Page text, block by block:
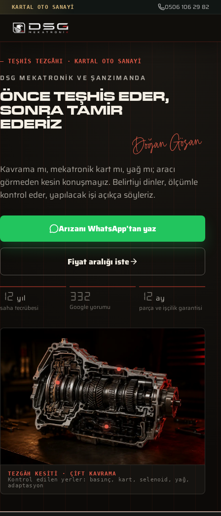
KARTAL OTO SANAYI 0506 106 29 82
— TEŞHIS TEZGÂHI · KARTAL OTO SANAYI
DSG MEKATRONIK VE ŞANZIMANDA
ÖNCE TEŞHIS EDER,
SONRA TAMIR
EDERIZ
Doğan Gözan
Kavrama mı, mekatronik kart mı, yağ mı; aracı
görmeden kesin konuşmayız. Belirtiyi dinler, ölçümle
kontrol eder, yapılacak işi açıkça söyleriz.
Arızanı WhatsApp'tan yaz
Fiyat aralığı iste
12 yıl
saha tecrübesi
332
Google yorumu
12 ay
parça ve işçilik garantisi
TEZGÂH KESITI · ÇIFT KAVRAMA
Kontrol edilen yerler: basınç, kart, selenoid, yağ,
adaptasyon